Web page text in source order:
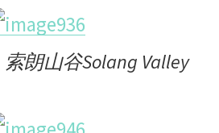
朗山谷Solang Valley